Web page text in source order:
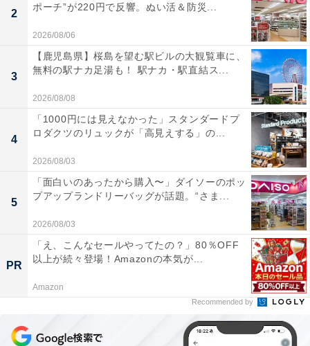
2
ポーチ”が220円で反響。ぬい活＆防災...
2026/08/06
3
【鹿児島県】桜島を望む駅ビルの大観覧車に、
無料の駅ナカ足湯も！ 駅ナカ・駅直結ス...
2026/08/08
4
「1000円には見えなかった」スタンダードプ
ロダクツのリュックが「高見えする」の...
2026/08/03
5
「面白いのあったから購入〜」ダイソーのポッ
プアップランドリーバッグが話題。“さま...
2026/08/03
PR
「え、こんなセールやってたの？」80％OFF
以上が続々登場！Amazonの本気が...
Amazon
Recommended by